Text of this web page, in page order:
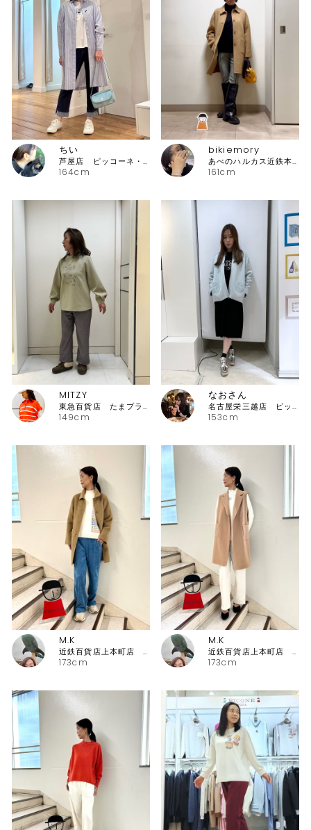
164cm
ちい
芦屋店 ピッコーネ・ピッコーネクラブ
161cm
bikiemory
あべのハルカス近鉄本店 ピッコーネ
149cm
MITZY
東急百貨店 たまプラーザ店ピッコーネ
153cm
なおさん
名古屋栄三越店 ピッコーネ
173cm
M.K
近鉄百貨店上本町店 ピッコーネ・ピッコーネクラブ
173cm
M.K
近鉄百貨店上本町店 ピッコーネ・ピッコーネクラブ